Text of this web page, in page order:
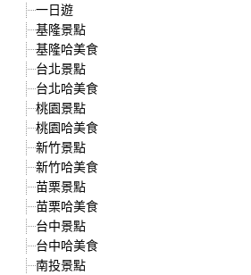
一日遊
基隆景點
基隆哈美食
台北景點
台北哈美食
桃園景點
桃園哈美食
新竹景點
新竹哈美食
苗栗景點
苗栗哈美食
台中景點
台中哈美食
南投景點